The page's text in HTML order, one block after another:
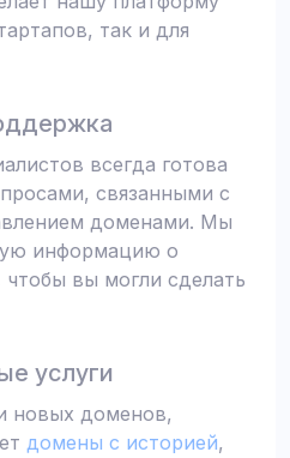
так и для
всегда готова
связанными с
доменами. Мы
информацию о
вы могли сделать
услуги
новых доменов,
домены с историей,